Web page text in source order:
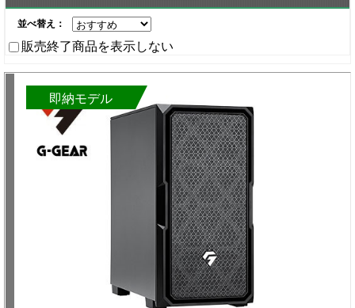
並べ替え：
販売終了商品を表示しない
即納モデル